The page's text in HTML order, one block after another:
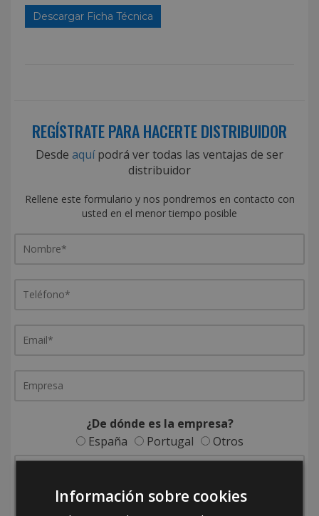
Descargar Ficha Técnica
REGÍSTRATE PARA HACERTE DISTRIBUIDOR
Desde aquípodrá ver todas las ventajas de ser
distribuidor
Rellene este formulario y nos pondremos en contacto con
usted en el menor tiempo posible
¿De dónde es la empresa?
España
Portugal Otros
Información sobre cookies